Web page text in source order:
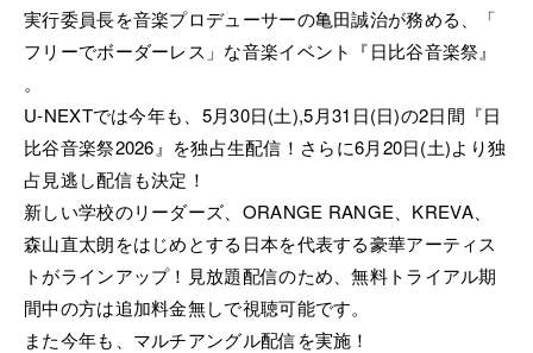
実行委員長を音楽プロデューサーの亀田誠治が務める、「
フリーでボーダーレス」な音楽イベント『日比谷音楽祭』
。
U-NEXTでは今年も、5月30日(土),5月31日(日)の2日間『日
比谷音楽祭2026』を独占生配信！さらに6月20日(土)より独
占見逃し配信も決定！
新しい学校のリーダーズ、ORANGE RANGE、KREVA、
森山直太朗をはじめとする日本を代表する豪華アーティス
トがラインアップ！見放題配信のため、無料トライアル期
間中の方は追加料金無しで視聴可能です。
また今年も、マルチアングル配信を実施！